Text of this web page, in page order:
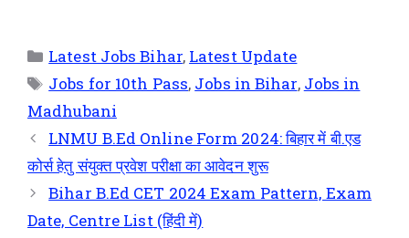
Latest Jobs Bihar, Latest Update
Jobs for 10th Pass, Jobs in Bihar, Jobs in
Madhubani
LNMU B.Ed Online Form 2024: बिहार में बी.एड
कोर्स हेतु संयुक्त प्रवेश परीक्षा का आवेदन शुरू
Bihar B.Ed CET 2024 Exam Pattern, Exam
Date, Centre List (हिंदी में)